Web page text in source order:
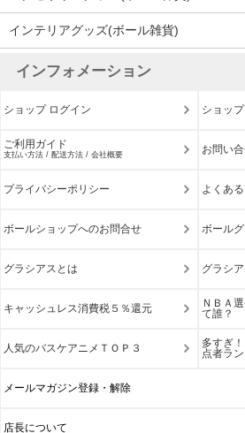
インテリアグッズ(ボール雑貨)
インフォメーション
ショップ ログイン ショッ
ご利用ガイド
支払い方法 / 配送方法 / 会社概要 お問い
プライバシーポリシー よくあ
ボールショップへのお問合せ ボール
グラシアスとは グラシ
キャッシュレス消費税５％還元
ＮＢＡ
て誰？
人気のバスケアニメＴＯＰ３
多すぎ
点者ラ
メールマガジン登録・解除
店長について